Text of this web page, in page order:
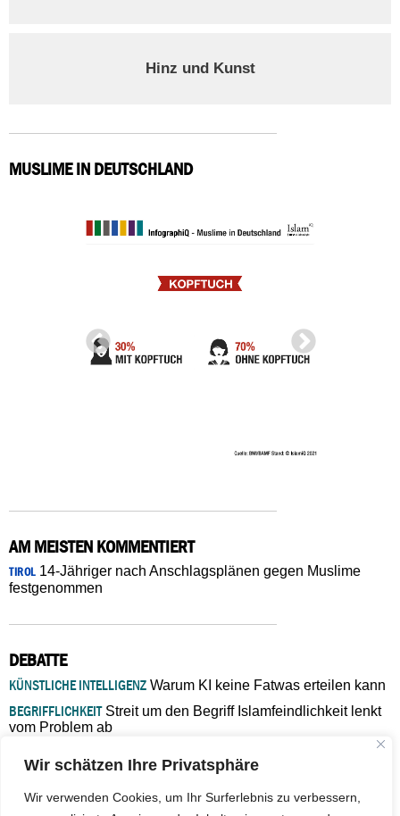
Wir schätzen Ihre Privatsphäre
Wir verwenden Cookies, um Ihr Surferlebnis zu verbessern,
Hinz und Kunst
MUSLIME IN DEUTSCHLAND
AM MEISTEN KOMMENTIERT
TIROL14-Jähriger nach Anschlagsplänen gegen Muslime
festgenommen
DEBATTE
KÜNSTLICHE INTELLIGENZ Warum KI keine Fatwas erteilen kann
BEGRIFFLICHKEITStreit um den Begriff Islamfeindlichkeit lenkt
vom Problem ab
Verantwortung bleibt“
ISLAMISCHE FAKULTÄT IN MÜNSTEREine kritische Schwelle für
die deutsche Religionspolitik